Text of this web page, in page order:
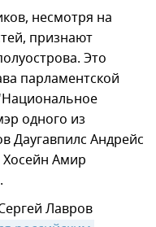
несмотря на
признают
Это
парламентской
одного из
Даугавпилс Андрейс
Амир
Лавров